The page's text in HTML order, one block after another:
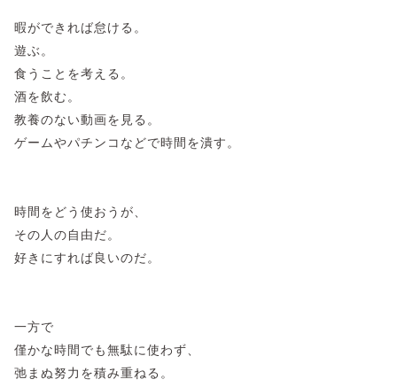
暇ができれば怠ける。
遊ぶ。
食うことを考える。
酒を飲む。
教養のない動画を見る。
ゲームやパチンコなどで時間を潰す。
時間をどう使おうが、
その人の自由だ。
好きにすれば良いのだ。
一方で
僅かな時間でも無駄に使わず、
弛まぬ努力を積み重ねる。